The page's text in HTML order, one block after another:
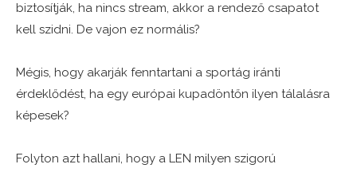
biztosítják, ha nincs stream, akkor a rendező csapatot
kell szidni. De vajon ez normális?
Mégis, hogy akarják fenntartani a sportág iránti
érdeklődést, ha egy európai kupadöntőn ilyen tálalásra
képesek?
Folyton azt hallani, hogy a LEN milyen szigorú